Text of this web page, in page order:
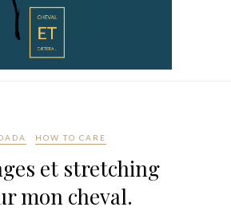
HOW TO CARE
et stretching
mon cheval.